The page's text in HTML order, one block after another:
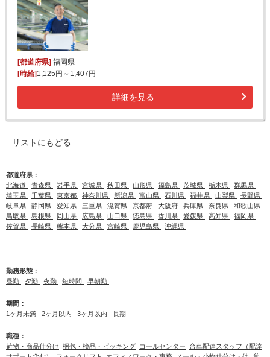
[都道府県]福岡県
[時給]1,125円～1,407円
詳細を見る
リストにもどる
都道府県：
北海道
青森県 岩手県 宮城県 秋田県 山形県 福島県 茨城県 栃木県
群馬県
埼玉県
千葉県 東京都 神奈川県 新潟県 富山県 石川県 福井県 山梨県
長野県
岐阜県
静岡県 愛知県 三重県 滋賀県 京都府 大阪府 兵庫県 奈良県
和歌山県
鳥取県
島根県 岡山県 広島県 山口県 徳島県 香川県 愛媛県 高知県
福岡県
佐賀県
長崎県 熊本県 大分県 宮崎県 鹿児島県 沖縄県
勤務形態：
昼勤
夕勤 夜勤 短時間 早朝勤
期間：
1ヶ月未満
2ヶ月以内 3ヶ月以内 長期
職種：
荷物・商品仕分け 梱包・検品・ピッキング コールセンター
台車配達スタッフ（配達